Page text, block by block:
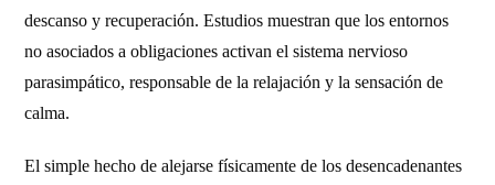
descanso y recuperación. Estudios muestran que los entornos
no asociados a obligaciones activan el sistema nervioso
parasimpático, responsable de la relajación y la sensación de
calma.
El simple hecho de alejarse físicamente de los desencadenantes